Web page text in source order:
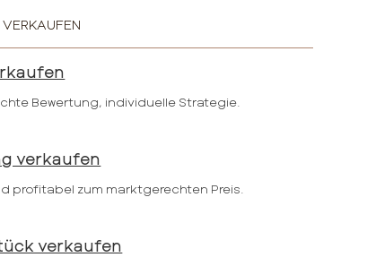
Bewertung, individuelle Strategie.
verkaufen
profitabel zum marktgerechten Preis.
verkaufen